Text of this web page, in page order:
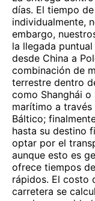
días. El tiempo
individualmente,
embargo,
la llegada
desde China a
combinación de
terrestre dentro
como Shanghái
marítimo a
Báltico;
hasta su destino
optar por el
aunque esto es
ofrece tiempos
rápidos. El costo
carretera se